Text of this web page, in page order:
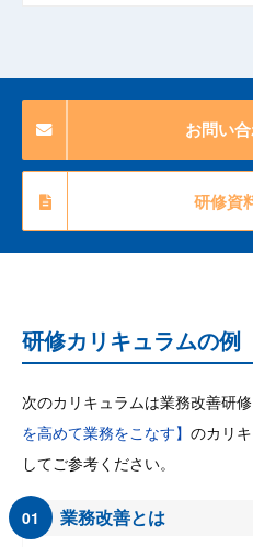
お問い
研修資
研修カリキュラムの例
次のカリキュラムは業務改善研
を高めて業務をこなす】 のカリ
してご参考ください。
01 業務改善とは